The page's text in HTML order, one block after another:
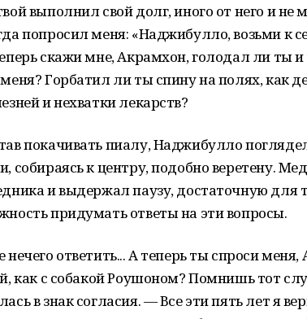
выполнил свой долг, иного от него и не
попросил меня: «Наджибулло, возьми к
скажи мне, Акрамхон, голодал ли ты и
Горбатил ли ты спину на полях, как
и нехватки лекарств?
покачивать пиалу, Наджибулло
собираясь к центру, подобно веретену.
и выдержал паузу, достаточную для
придумать ответы на эти вопросы.
нечего ответить... А теперь ты спроси
как с собакой Роушоном? Помнишь тот
в знак согласия. — Все эти пять лет я